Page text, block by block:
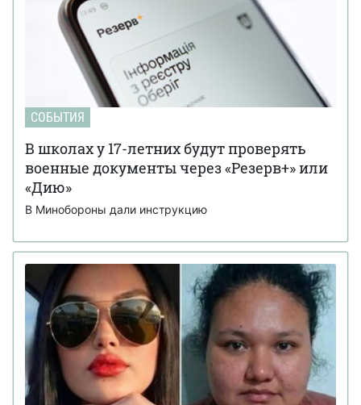
СОБЫТИЯ
В школах у 17-летних будут проверять
военные документы через «Резерв+» или
«Дию»
В Минобороны дали инструкцию